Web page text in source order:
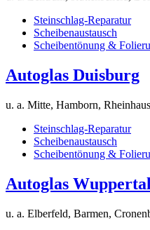
Steinschlag-Reparatur
Scheibenaustausch
Scheibentönung &
Autoglas Duisburg
u. a. Mitte, Hamborn,
Steinschlag-Reparatur
Scheibenaustausch
Scheibentönung &
Autoglas Wuppertal
u. a. Elberfeld, Barmen,